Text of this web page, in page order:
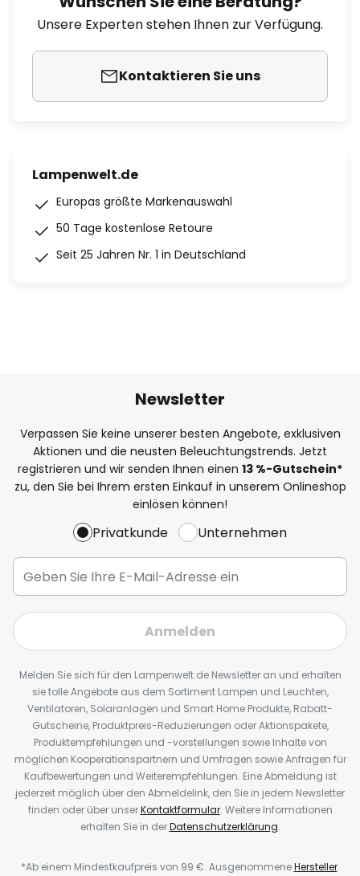
Unsere Experten stehen Ihnen zur Verfügung.
Kontaktieren Sie uns
Lampenwelt.de
Europas größte Markenauswahl
50 Tage kostenlose Retoure
Seit 25 Jahren Nr. 1 in Deutschland
Newsletter
Verpassen Sie keine unserer besten Angebote, exklusiven
Aktionen und die neusten Beleuchtungstrends. Jetzt
registrieren und wir senden Ihnen einen 13 %-Gutschein*
zu, den Sie bei Ihrem ersten Einkauf in unserem Onlineshop
einlösen können!
Privatkunde Unternehmen
Anmelden
Melden Sie sich für den Lampenwelt.de Newsletter an und erhalten
sie tolle Angebote aus dem Sortiment Lampen und Leuchten,
Ventilatoren, Solaranlagen und Smart Home Produkte, Rabatt-
Gutscheine, Produktpreis-Reduzierungen oder Aktionspakete,
Produktempfehlungen und -vorstellungen sowie Inhalte von
möglichen Kooperationspartnern und Umfragen sowie Anfragen für
Kaufbewertungen und Weiterempfehlungen. Eine Abmeldung ist
jederzeit möglich über den Abmeldelink, den Sie in jedem Newsletter
finden oder über unserKontaktformular. Weitere Informationen
erhalten Sie in derDatenschutzerklärung.
*Ab einem Mindestkaufpreis von 99 €. AusgenommeneHersteller.